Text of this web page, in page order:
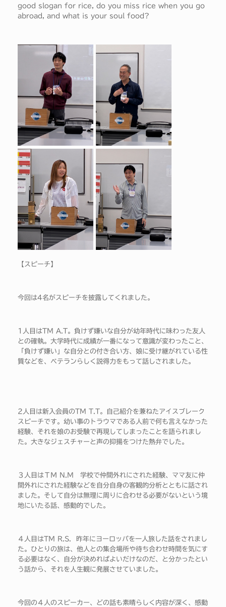
good slogan for rice, do you miss rice when you go
abroad, and what is your soul food?
【スピーチ】
今回は4名がスピーチを披露してくれました。
1人目はTM A.T。負けず嫌いな自分が幼年時代に味わった友人
との確執。大学時代に成績が一番になって意識が変わったこと、
「負けず嫌い」な自分との付き合い方、娘に受け継がれている性
質などを、ベテランらしく説得力をもって話しされました。
2人目は新入会員のTM T.T。自己紹介を兼ねたアイスブレーク
スピーチです。幼い事のトラウマである人前で何も言えなかった
経験、それを娘のお受験で再現してしまったことを語られまし
た。大きなジェスチャーと声の抑揚をつけた熱弁でした。
３人目はＴＭ N.M 学校で仲間外れにされた経験、ママ友に仲
間外れにされた経験などを自分自身の客観的分析とともに話され
ました。そして自分は無理に周りに合わせる必要がないという境
地にいたる話、感動的でした。
４人目はTM R.S. 昨年にヨーロッパを一人旅した話をされまし
た。ひとりの旅は、他人との集合場所や待ち合わせ時間を気にす
る必要はなく、自分が決めればよいだけなのだ、と分かったとい
う話から、それを人生観に発展させていました。
今回の４人のスピーカー、どの話も素晴らしく内容が深く、感動